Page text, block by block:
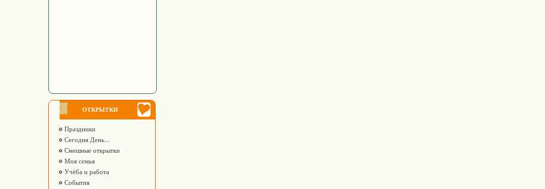
ОТКРЫТКИ
Праздники
Сегодня День...
Смешные открытки
Моя семья
Учёба и работа
События